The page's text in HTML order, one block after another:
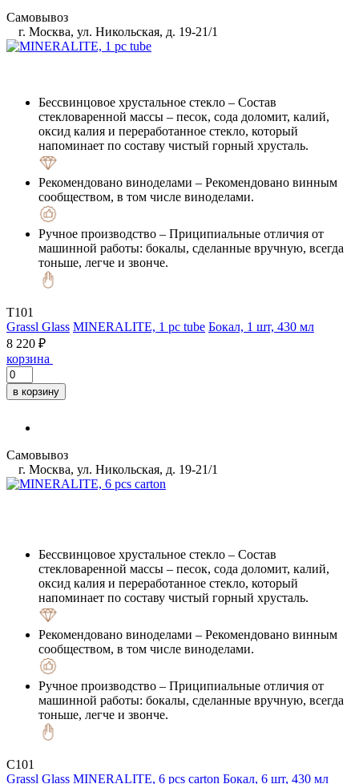
Самовывоз
г. Москва, ул. Никольская, д. 19-21/1
Бессвинцовое хрустальное стекло – Состав
стекловаренной массы – песок, сода доломит, калий,
оксид калия и переработанное стекло, который
напоминает по составу чистый горный хрусталь.
Рекомендовано виноделами – Рекомендовано винным
сообществом, в том числе виноделами.
Ручное производство – Приципиальные отличия от
машинной работы: бокалы, сделанные вручную, всегда
тоньше, легче и звонче.
T101
Grassl Glass MINERALITE, 1 pc tube Бокал, 1 шт, 430 мл
8 220 ₽
корзина
в корзину
Самовывоз
г. Москва, ул. Никольская, д. 19-21/1
Бессвинцовое хрустальное стекло – Состав
стекловаренной массы – песок, сода доломит, калий,
оксид калия и переработанное стекло, который
напоминает по составу чистый горный хрусталь.
Рекомендовано виноделами – Рекомендовано винным
сообществом, в том числе виноделами.
Ручное производство – Приципиальные отличия от
машинной работы: бокалы, сделанные вручную, всегда
тоньше, легче и звонче.
C101
Grassl Glass MINERALITE, 6 pcs carton Бокал, 6 шт, 430 мл